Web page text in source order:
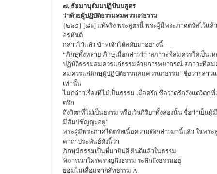
๗. ธัมมานุธัมมปฏิปันนสูตร
ว่าด้วยผู้ปฏิบัติธรรมสมควรแก่ธรรม
{๒๖๕} [๘๖] แท้จริง พระสูตรนี้ พระผู้มีพระภาคตรัสไว้แล้
อรหันต์
กล่าวไว้แล้ว ข้าพเจ้าได้สดับมาอย่างนี้
“ภิกษุทั้งหลาย ภิกษุเมื่อกล่าวว่า ‘สภาวะที่สมควรใดเป็นเ
ปฏิบัติธรรมสมควรแก่ธรรมด้วยการพยากรณ์ สภาวะที่สม
สมควรแก่ภิกษุผู้ปฏิบัติธรรมสมควรแก่ธรรม’ ชื่อว่ากล่าวแ
เท่านั้น
ไม่กล่าวเรื่องที่ไม่เป็นธรรม เมื่อตรึก ชื่อว่าตรึกถึงแต่วิตก
ตรึก
ถึงวิตกที่ไม่เป็นธรรม หรือเว้นกิริยาทั้งสองนั้น ชื่อว่าเป็นผู้
มีสัมปชัญญะอยู่”
พระผู้มีพระภาคได้ตรัสเนื้อความดังกล่าวมานี้แล้ว ในพระ
คาถาประพันธ์ดังนี้ว่า
ภิกษุมีธรรมเป็นที่มายินดี ยินดีแล้วในธรรม
พิจารณาใคร่ครวญถึงธรรม ระลึกถึงธรรมอยู่
ย่อมไม่เสื่อมจากสัทธรรม A